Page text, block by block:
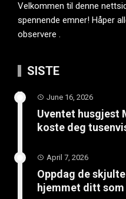
Velkommen til denne
spennende emner! Håper
observere .
SISTE
June 16, 2026
Uventet husgjest
koste deg
April 7, 2026
Oppdag de
hjemmet ditt